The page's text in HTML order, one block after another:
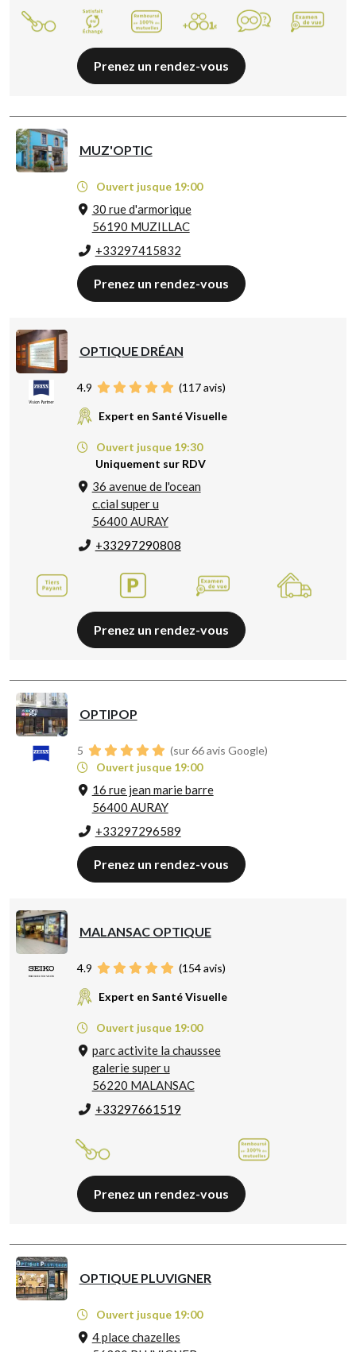
Prenez un rendez-vous
MUZ'OPTIC
Ouvert jusque 19:00
30 rue d'armorique
56190 MUZILLAC
+33297415832
Prenez un rendez-vous
OPTIQUE DRÉAN
4.9 (117avis)
Expert en Santé Visuelle
Ouvert jusque 19:30
Uniquement sur RDV
36 avenue de l'ocean
c.cial super u
56400 AURAY
+33297290808
Prenez un rendez-vous
OPTIPOP
5
(sur 66 avis Google)
Ouvert jusque 19:00
16 rue jean marie barre
56400 AURAY
+33297296589
Prenez un rendez-vous
MALANSAC OPTIQUE
4.9 (154avis)
Expert en Santé Visuelle
Ouvert jusque 19:00
parc activite la chaussee
galerie super u
56220 MALANSAC
+33297661519
Prenez un rendez-vous
OPTIQUE PLUVIGNER
Ouvert jusque 19:00
4 place chazelles